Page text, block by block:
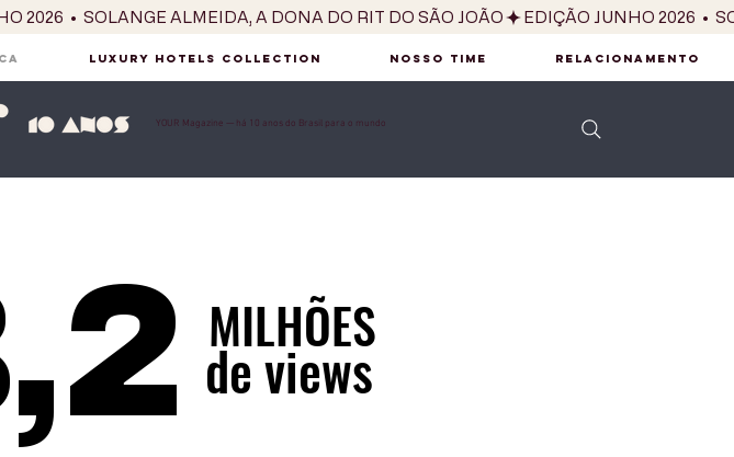
LUXURY HOTELS COLLECTION NOSSO TIME RELACIONAMENTO
YOUR Magazine — há 10 anos do Brasil para o mundo
MILHÕES
de views